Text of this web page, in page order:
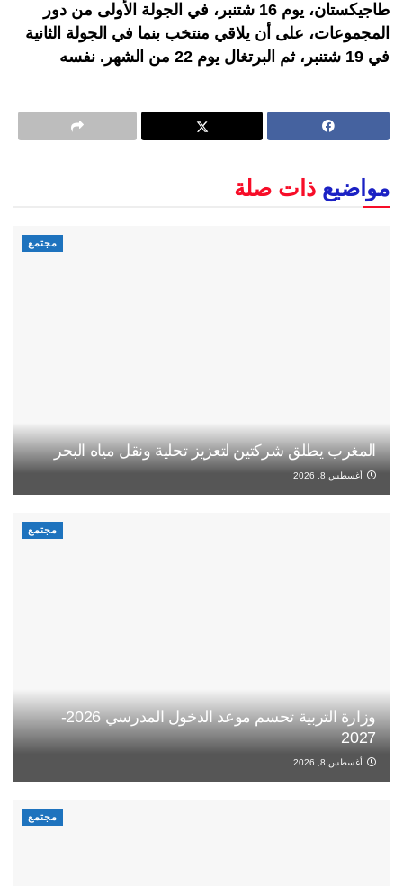
طاجيكستان، يوم 16 شتنبر، في الجولة الأولى من دور
المجموعات، على أن يلاقي منتخب بنما في الجولة الثانية
في 19 شتنبر، ثم البرتغال يوم 22 من الشهر. نفسه
مواضيع ذات صلة
مجتمع
المغرب يطلق شركتين لتعزيز تحلية ونقل مياه البحر
أغسطس 8, 2026
مجتمع
وزارة التربية تحسم موعد الدخول المدرسي 2026-
2027
أغسطس 8, 2026
مجتمع